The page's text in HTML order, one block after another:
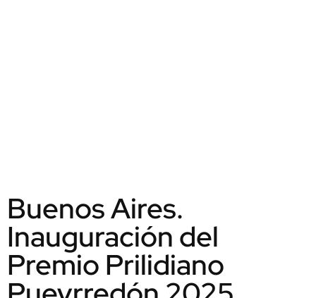
Buenos Aires.
Inauguración del
Premio Prilidiano